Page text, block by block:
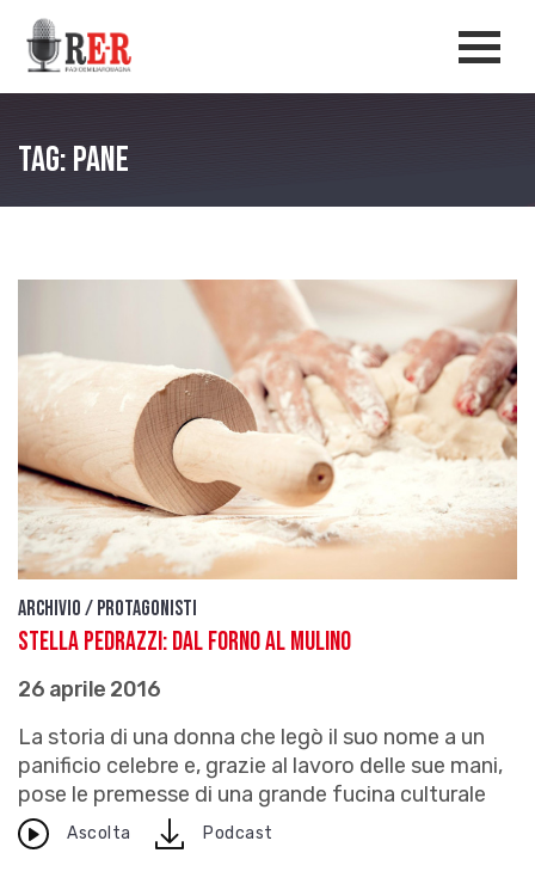
Salta al contenuto principale
Tag: pane
Archivio / Protagonisti
Stella Pedrazzi: dal forno al Mulino
26 aprile 2016
La storia di una donna che legò il suo nome a un
panificio celebre e, grazie al lavoro delle sue mani,
pose le premesse di una grande fucina culturale
Ascolta downloadPodcast